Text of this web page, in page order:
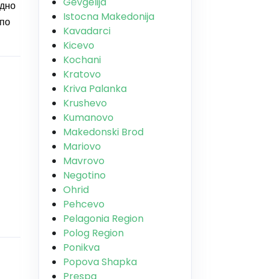
Istocna Makedonija
Kavadarci
Kicevo
Kochani
Kratovo
Kriva Palanka
Krushevo
Kumanovo
Makedonski Brod
Mariovo
Mavrovo
Negotino
Ohrid
Pehcevo
Pelagonia Region
Polog Region
Ponikva
Popova Shapka